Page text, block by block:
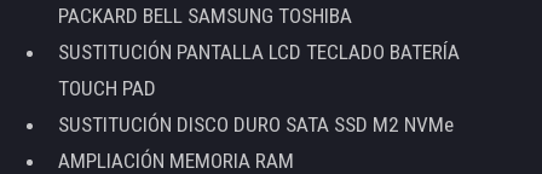
PACKARD BELL SAMSUNG TOSHIBA
SUSTITUCIÓN PANTALLA LCD TECLADO BATERÍA
TOUCH PAD
SUSTITUCIÓN DISCO DURO SATA SSD M2 NVMe
AMPLIACIÓN MEMORIA RAM